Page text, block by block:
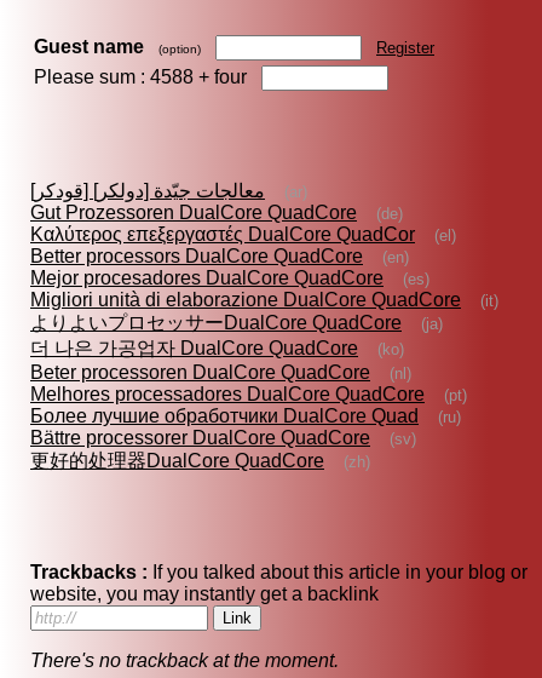
Guest name (option) Register
Please sum : 4588 + four
معالجات جيّدة [دولكر] [قودكر] (ar)
Gut Prozessoren DualCore QuadCore (de)
Καλύτερος επεξεργαστές DualCore QuadCor (el)
Better processors DualCore QuadCore (en)
Mejor procesadores DualCore QuadCore (es)
Migliori unità di elaborazione DualCore QuadCore (it)
よりよいプロセッサーDualCore QuadCore (ja)
더 나은 가공업자 DualCore QuadCore (ko)
Beter processoren DualCore QuadCore (nl)
Melhores processadores DualCore QuadCore (pt)
Более лучшие обработчики DualCore Quad (ru)
Bättre processorer DualCore QuadCore (sv)
更好的处理器DualCore QuadCore (zh)
Trackbacks : If you talked about this article in your blog or
website, you may instantly get a backlink
There's no trackback at the moment.